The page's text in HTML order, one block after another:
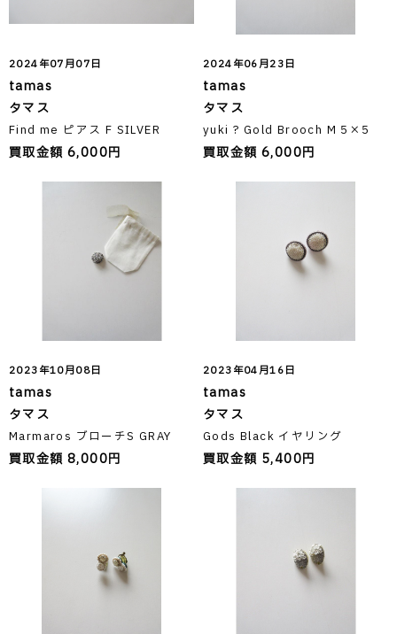
2024年07月07日
tamas
タマス
Find me ピアス F SILVER
買取金額 6,000円
2024年06月23日
tamas
タマス
yuki ? Gold Brooch M 5×5
買取金額 6,000円
2023年10月08日
tamas
タマス
Marmaros ブローチS GRAY
買取金額 8,000円
2023年04月16日
tamas
タマス
Gods Black イヤリング
買取金額 5,400円